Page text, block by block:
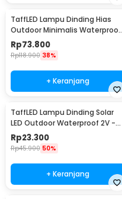
TaffLED Lampu Dinding Hias
Outdoor Minimalis Waterproof
Warm White 12W - NR-10
Rp73.800
Rp118.900 38%
+ Keranjang
TaffLED Lampu Dinding Solar
LED Outdoor Waterproof 2V -
OO10
Rp23.300
Rp45.900 50%
+ Keranjang